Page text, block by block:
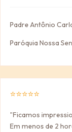
Padre Antônio
Paróquia Nossa
⭐⭐⭐⭐⭐
"Ficamos
Em menos de 2